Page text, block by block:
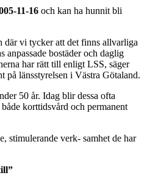
11-16 och kan ha hunnit bli
där vi tycker att det finns allvarliga
anpassade bostäder och daglig
har rätt till enligt LSS, säger
på länsstyrelsen i Västra Götaland.
50 år. Idag blir dessa ofta
korttidsvård och permanent
stimulerande verk- samhet de har